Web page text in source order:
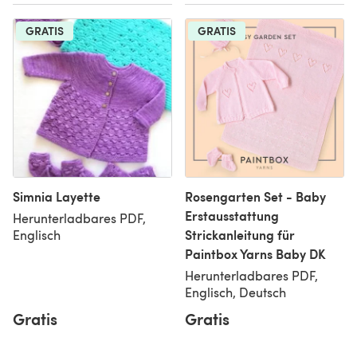
GRATIS
Simnia Layette
Herunterladbares PDF,
Englisch
Gratis
GRATIS
Rosengarten Set - Baby
Erstausstattung
Strickanleitung für
Paintbox Yarns Baby DK
Herunterladbares PDF,
Englisch, Deutsch
Gratis